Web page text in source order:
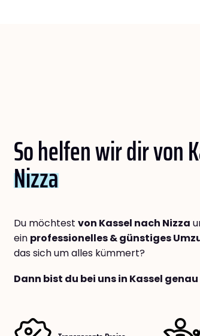
So helfen wir dir von
Nizza
Du möchtest von Kassel nach Nizza
ein professionelles & günstiges
das sich um alles kümmert?
Dann bist du bei uns in Kassel